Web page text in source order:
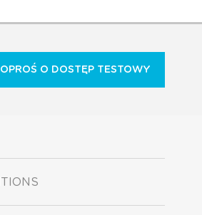
O DOSTĘP TESTOWY